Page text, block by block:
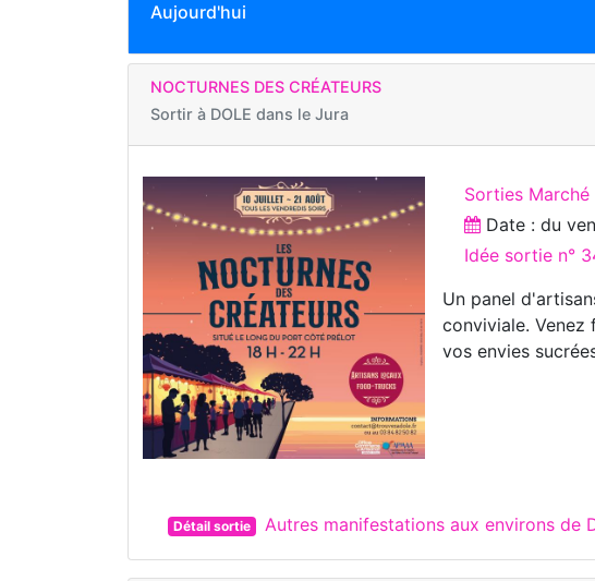
Aujourd'hui
NOCTURNES DES CRÉATEURS
Sortir à DOLE dans le Jura
Sorties
Date : du
Idée sortie n°
Un panel
conviviale.
vos envies
Détail sortie Autres manifestations aux environs de